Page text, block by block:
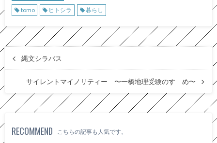
tomo
ヒトシラ 暮らし
縄文シラバス
サイレントマイノリティー 〜一橋地理受験のすゝめ〜
RECOMMEND こちらの記事も人気です。